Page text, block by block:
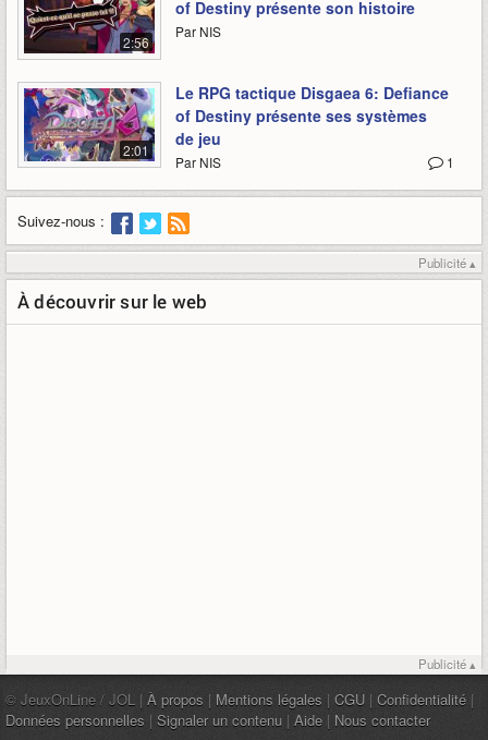
2:56
of Destiny présente son histoire
Par NIS
2:01
Le RPG tactique Disgaea 6: Defiance
of Destiny présente ses systèmes
de jeu
1
Par NIS
Suivez-nous :
Publicité ▴
À découvrir sur le web
Publicité ▴
© JeuxOnLine / JOL | À propos | Mentions légales | CGU | Confidentialité |
Données personnelles | Signaler un contenu | Aide | Nous contacter